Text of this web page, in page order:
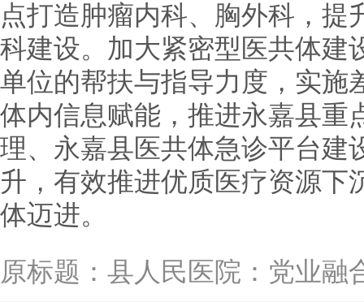
点打造肿瘤内科、胸外科，提
科建设。加大紧密型医共体建
单位的帮扶与指导力度，实施
体内信息赋能，推进永嘉县重
理、永嘉县医共体急诊平台建
升，有效推进优质医疗资源下
体迈进。
原标题： 县人民医院：党业融